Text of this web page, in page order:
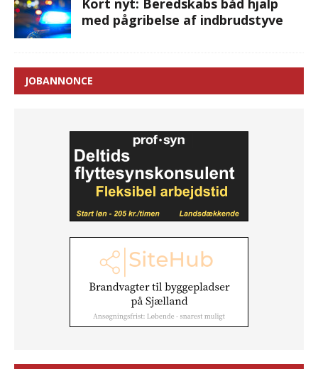
med pågribelse af indbrudstyve
JOBANNONCE